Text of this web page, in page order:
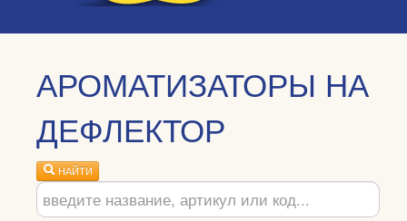
АРОМАТИЗАТОРЫ НА
ДЕФЛЕКТОР
НАЙТИ